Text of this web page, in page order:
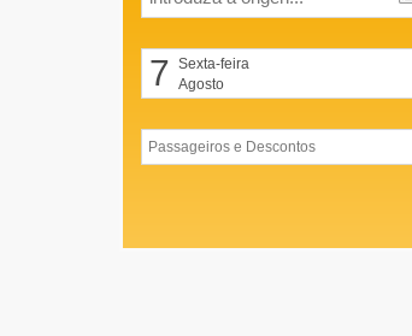
7 Sexta-feira
Agosto